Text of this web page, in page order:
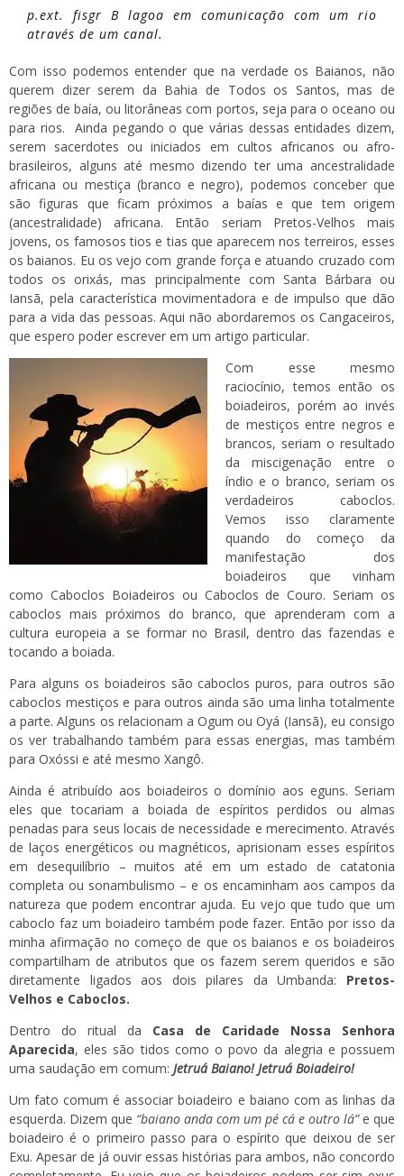
p.ext. fisgr B lagoa em comunicação com um rio
através de um canal.
Com isso podemos entender que na verdade os Baianos, não
querem dizer serem da Bahia de Todos os Santos, mas de
regiões de baía, ou litorâneas com portos, seja para o oceano ou
para rios. Ainda pegando o que várias dessas entidades dizem,
serem sacerdotes ou iniciados em cultos africanos ou afro-
brasileiros, alguns até mesmo dizendo ter uma ancestralidade
africana ou mestiça (branco e negro), podemos conceber que
são figuras que ficam próximos a baías e que tem origem
(ancestralidade) africana. Então seriam Pretos-Velhos mais
jovens, os famosos tios e tias que aparecem nos terreiros, esses
os baianos. Eu os vejo com grande força e atuando cruzado com
todos os orixás, mas principalmente com Santa Bárbara ou
Iansã, pela característica movimentadora e de impulso que dão
para a vida das pessoas. Aqui não abordaremos os Cangaceiros,
que espero poder escrever em um artigo particular.
Com esse mesmo
raciocínio, temos então os
boiadeiros, porém ao invés
de mestiços entre negros e
brancos, seriam o resultado
da miscigenação entre o
índio e o branco, seriam os
verdadeiros caboclos.
Vemos isso claramente
quando do começo da
manifestação dos
boiadeiros que vinham
como Caboclos Boiadeiros ou Caboclos de Couro. Seriam os
caboclos mais próximos do branco, que aprenderam com a
cultura europeia a se formar no Brasil, dentro das fazendas e
tocando a boiada.
Para alguns os boiadeiros são caboclos puros, para outros são
caboclos mestiços e para outros ainda são uma linha totalmente
a parte. Alguns os relacionam a Ogum ou Oyá (Iansã), eu consigo
os ver trabalhando também para essas energias, mas também
para Oxóssi e até mesmo Xangô.
Ainda é atribuído aos boiadeiros o domínio aos eguns. Seriam
eles que tocariam a boiada de espíritos perdidos ou almas
penadas para seus locais de necessidade e merecimento. Através
de laços energéticos ou magnéticos, aprisionam esses espíritos
em desequilíbrio – muitos até em um estado de catatonia
completa ou sonambulismo – e os encaminham aos campos da
natureza que podem encontrar ajuda. Eu vejo que tudo que um
caboclo faz um boiadeiro também pode fazer. Então por isso da
minha afirmação no começo de que os baianos e os boiadeiros
compartilham de atributos que os fazem serem queridos e são
diretamente ligados aos dois pilares da Umbanda: Pretos-
Velhos e Caboclos.
Dentro do ritual da Casa de Caridade Nossa Senhora
Aparecida, eles são tidos como o povo da alegria e possuem
uma saudação em comum: Jetruá Baiano! Jetruá Boiadeiro!
Um fato comum é associar boiadeiro e baiano com as linhas da
esquerda. Dizem que “baiano anda com um pé cá e outro lá”e que
boiadeiro é o primeiro passo para o espírito que deixou de ser
Exu. Apesar de já ouvir essas histórias para ambos, não concordo